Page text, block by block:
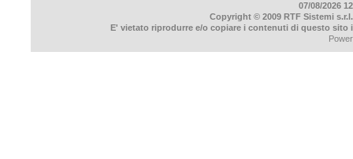
07/08/2026
Copyright © 2009 RTF Sistemi
E' vietato riprodurre e/o copiare i contenuti di questo